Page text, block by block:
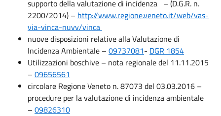
supporto della valutazione di incidenza – (D.G.R. n.
2200/2014) – http://www.regione.veneto.it/web/vas-
via-vinca-nuvv/vinca
nuove disposizioni relative alla Valutazione di
Incidenza Ambientale – 09737081- DGR 1854
Utilizzazioni boschive – nota regionale del 11.11.2015
– 09656561
circolare Regione Veneto n. 87073 del 03.03.2016 –
procedure per la valutazione di incidenza ambientale
– 09826310